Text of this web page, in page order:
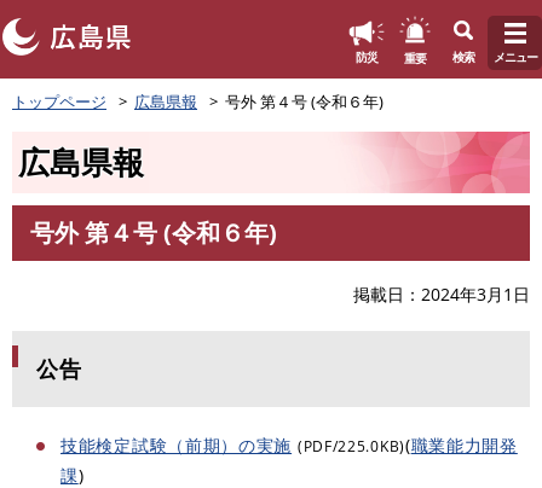
ペ
ー
頭
す
防災 重要 検索 メニュー
トップページ 広島県報 号外 第４号 (令和６年)
広島県報
文
号外 第４号 (令和６年)
掲載日 2024年3月1日
公告
技能検定試験（前期）の実施 (PDF/225.0KB)(職業能力開発
課)